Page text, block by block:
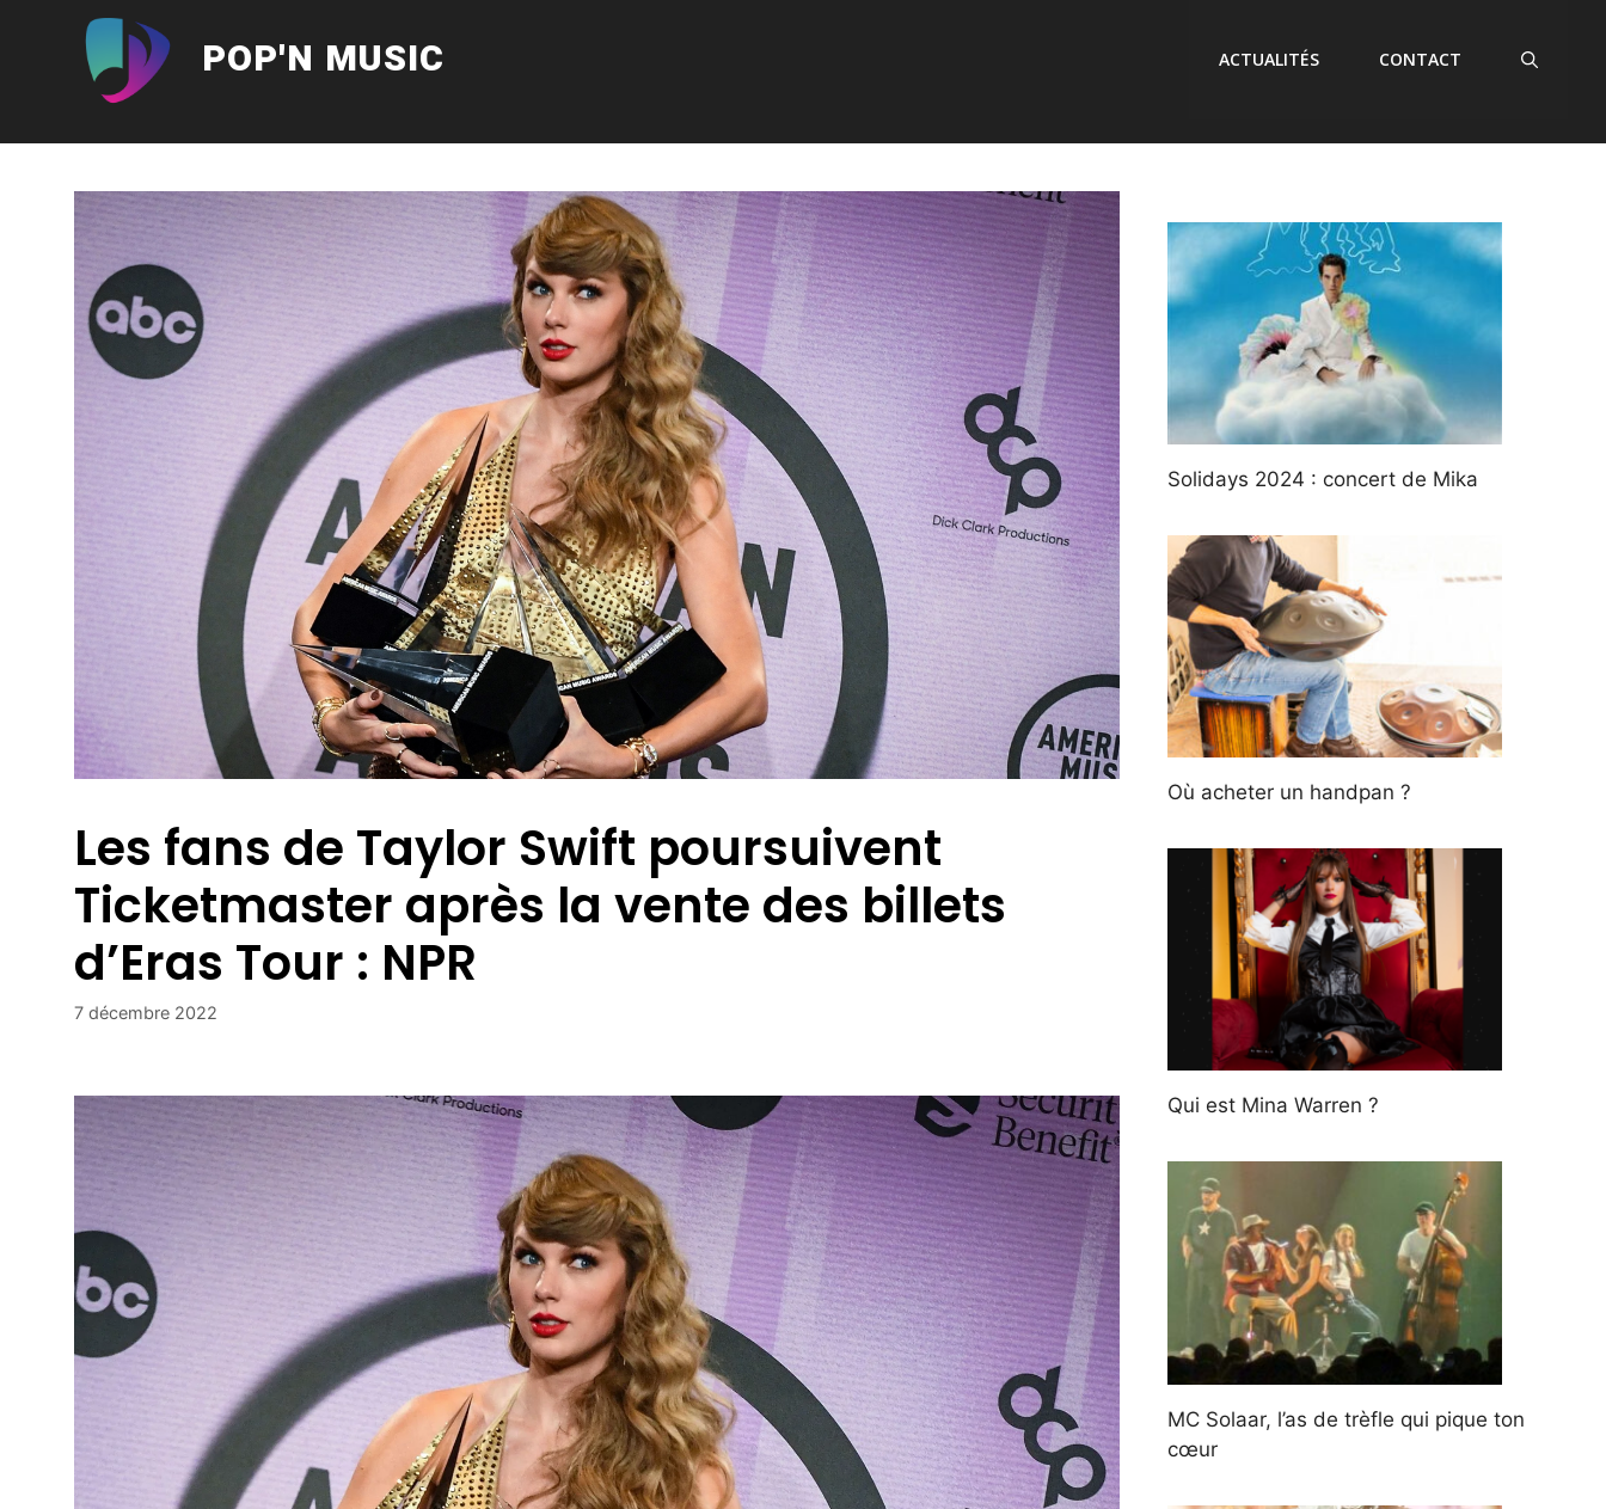
POP'N MUSIC ACTUALITÉS CONTACT
Les fans de Taylor Swift poursuivent
Ticketmaster après la vente des billets
d’Eras ​​Tour : NPR
7 décembre 2022
Solidays 2024 : concert de Mika
Où acheter un handpan ?
Qui est Mina Warren ?
MC Solaar, l’as de trèfle qui pique ton
cœur